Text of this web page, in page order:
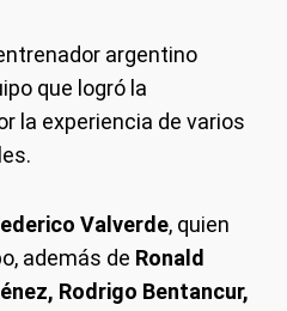
argentino
que logró la
la experiencia de varios
Valverde, quien
además de Ronald
Rodrigo Bentancur,